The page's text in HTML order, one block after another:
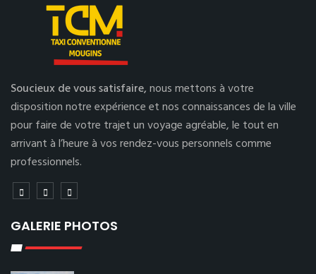
Soucieux de vous satisfaire,nous mettons à votre
disposition notre expérience et nos connaissances de la ville
pour faire de votre trajet un voyage agréable, le tout en
arrivant à l’heure à vos rendez-vous personnels comme
professionnels.
GALERIE PHOTOS